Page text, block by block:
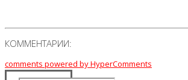
КОММЕНТАРИИ:
comments powered by HyperComments